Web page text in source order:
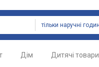
Дім Дитячі товари